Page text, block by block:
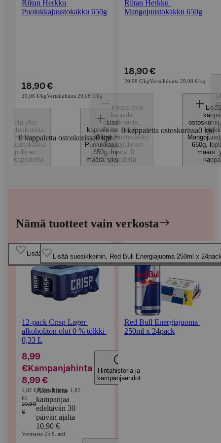
Riitan Herkku
Puolukkajuustokakku 650g
18,90 €
29,08 €/kgVertailuhinta 29,08 €/kg
Poista yksi
ostoskorista
Herkku
lopullinen
0 kappaletta
0 kappaletta ostoskorissa0 kpl
Lisää yksi
kappale ostoskoriin,
Riitan Herkku
Puolukkajuustokakku
650g, lopullinen
määrä: yksi kappale
Riitan Herkku
Mangojuustokakku 650g
18,90 €
29,08 €/kgVertailuhinta 29,08 €/kg
Poista yksi
kappale
ostoskorista
Riitan Herkku
Mangojuustokakku
650g,lopullinen
määrä: 0
kappaletta
0 kappaletta ostoskorissa0 kpl
ostoskoriin
650g
määrä:
g
Nämä tuotteet vain verkosta
Ohita listaus
12-pack Crisp Lager
alkoholiton olut 0 % tölkki
0,33 L
Kampanja
Uusi
8,99
€ Kampanjahinta
8,99 €
Hintahistoria ja
kampanjaehdot
10,90
€
Alin hinta
kampanjaa
edeltävän 30
päivän ajalta
10,90 €
1,82 €/lVertailuhinta 1,82
€/l
Voimassa 25.8. asti
Lisää suosikkeihin, 12-pack Crisp Lager alkoholiton olut 0 % tölkki
0,33 L
Red Bull Energiajuoma
250ml x 24pack
Lisää suosikkeihin, Red Bull Energiajuoma 250ml x